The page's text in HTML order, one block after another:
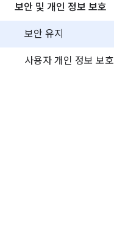
보안 및 개인 정보 보호
보안 유지
사용자 개인 정보 보호